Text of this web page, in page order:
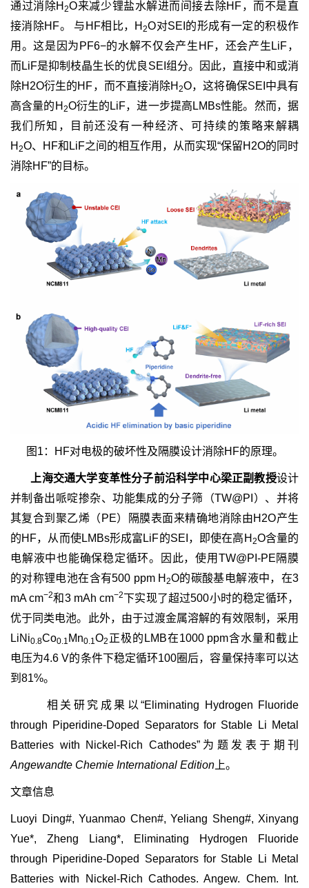
通过消除H2O来减少锂盐水解进而间接去除HF，而不是直
接消除HF。 与HF相比，H2O对SEI的形成有一定的积极作
用。这是因为PF6−的水解不仅会产生HF，还会产生LiF，
而LiF是抑制枝晶生长的优良SEI组分。因此，直接中和或消
除H2O衍生的HF，而不直接消除H2O，这将确保SEI中具有
高含量的H 2O衍生的LiF，进一步提高LMBs性能。然而，据
我们所知，目前还没有一种经济、可持续的策略来解耦
H 2O、HF和LiF之间的相互作用，从而实现“保留H2O的同时
消除HF”的目标。
图1：HF对电极的破坏性及隔膜设计消除HF的原理。
上海交通大学变革性分子前沿科学中心梁正副教授设计
并制备出哌啶掺杂、功能集成的分子筛（TW@PI）、并将
其复合到聚乙烯（PE）隔膜表面来精确地消除由H2O产生
的HF，从而使LMBs形成富LiF的SEI，即使在高H 2O含量的
电解液中也能确保稳定循环。因此，使用TW@PI-PE隔膜
的对称锂电池在含有500 ppm H 2O的碳酸基电解液中，在3
mA cm−2和3 mAh cm−2下实现了超过500小时的稳定循环，
优于同类电池。此外，由于过渡金属溶解的有效限制，采用
LiNi0.8Co0.1 Mn0.1 O2 正极的LMB在1000 ppm含水量和截止
电压为4.6 V的条件下稳定循环100圈后，容量保持率可以达
到81%。
相关研究成果以“Eliminating Hydrogen Fluoride
through Piperidine-Doped Separators for Stable Li Metal
Batteries with Nickel-Rich Cathodes”为题发表于期刊
Angewandte Chemie International Edition 上。
文章信息
Luoyi Ding#, Yuanmao Chen#, Yeliang Sheng#, Xinyang
Yue*, Zheng Liang*, Eliminating Hydrogen Fluoride
through Piperidine-Doped Separators for Stable Li Metal
Batteries with Nickel-Rich Cathodes. Angew. Chem. Int.